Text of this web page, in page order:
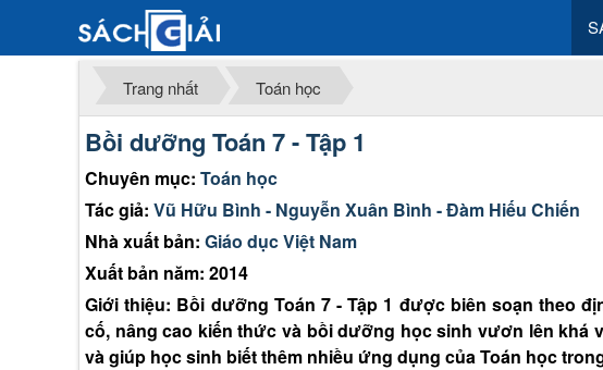
Trang nhất Toán học
Bồi dưỡng Toán 7 - Tập 1
Chuyên mục: Toán học
Tác giả: Vũ Hữu Bình - Nguyễn Xuân Bình - Đàm Hiếu Chiến
Nhà xuất bản: Giáo dục Việt Nam
Xuất bản năm: 2014
Giới thiệu: Bồi dưỡng Toán 7 - Tập 1 được biên soạn theo
cố, nâng cao kiến thức và bồi dưỡng học sinh vươn lên khá
và giúp học sinh biết thêm nhiều ứng dụng của Toán học